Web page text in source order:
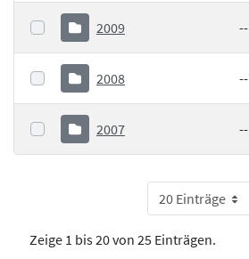
2009 --
2008 --
2007 --
20 Einträge
Zeige 1 bis 20 von 25 Einträgen.